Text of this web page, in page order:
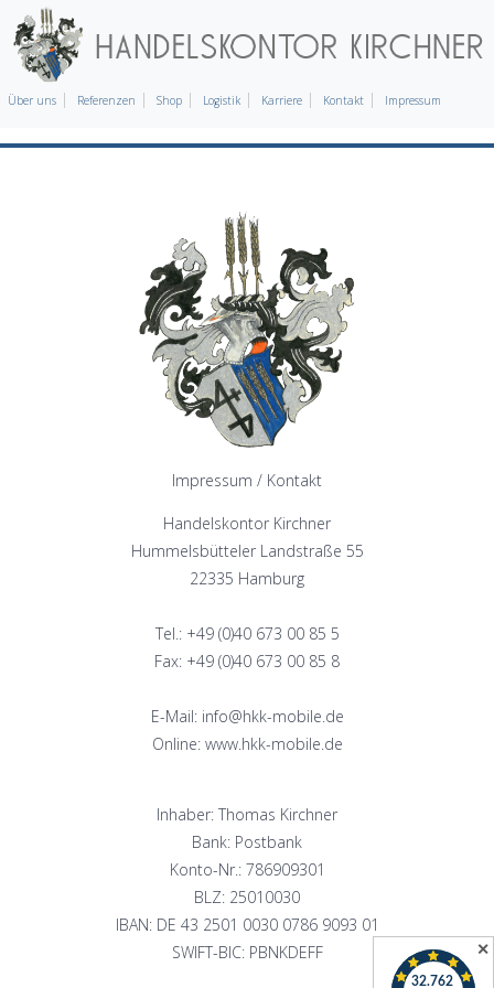
Über uns Referenzen Shop Logistik Karriere Kontakt Impressum
Impressum / Kontakt
Handelskontor Kirchner
Hummelsbütteler Landstraße 55
22335 Hamburg
Tel.: +49 (0)40 673 00 85 5
Fax: +49 (0)40 673 00 85 8
E-Mail: info@hkk-mobile.de
Online: www.hkk-mobile.de
Inhaber: Thomas Kirchner
Bank: Postbank
Konto-Nr.: 786909301
BLZ: 25010030
IBAN: DE 43 2501 0030 0786 9093 01
SWIFT-BIC: PBNKDEFF
✕